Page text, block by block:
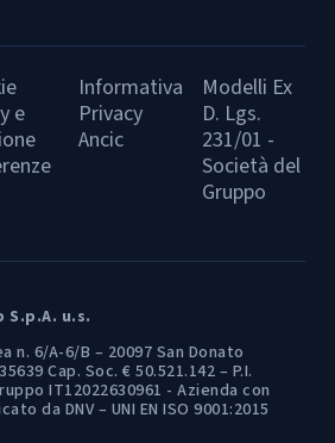
e
Informativa
Privacy
Ancic
Modelli Ex
D. Lgs.
231/01 -
Società del
Gruppo
S.p.A. u.s.
n. 6/A-6/B – 20097 San Donato
Cap. Soc. € 50.521.142 – P.I.
IT12022630961 - Azienda con
da DNV – UNI EN ISO 9001:2015